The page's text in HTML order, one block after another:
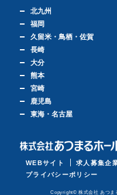
北九州
福岡
久留米・鳥栖・佐賀
長崎
大分
熊本
宮崎
鹿児島
東海・名古屋
WEBサイト
求人募集企
プライバシーポリシー
Copyright© 株式会社 あつま